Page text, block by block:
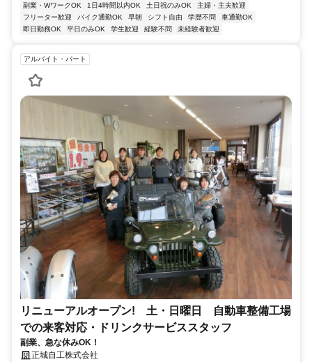
副業・WワークOK
1日4時間以内OK 土日祝のみOK
主婦・主夫歓迎
フリーター歓迎
バイク通勤OK 早朝 シフト自由 学歴不問
車通勤OK
即日勤務OK
平日のみOK 学生歓迎 経験不問 未経験者歓迎
アルバイト・パート
リニューアルオープン! 土・日曜日 自動車整備工場
での来客対応・ドリンクサービススタッフ
副業、急な休みOK！
正城自工株式会社